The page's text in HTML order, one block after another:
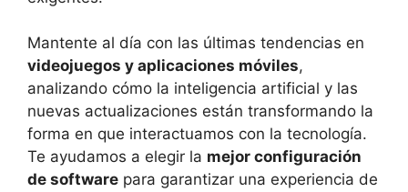
Mantente al día con las últimas tendencias en
videojuegos y aplicaciones móviles,
analizando cómo la inteligencia artificial y las
nuevas actualizaciones están transformando la
forma en que interactuamos con la tecnología.
Te ayudamos a elegir la mejor configuración
de software para garantizar una experiencia de